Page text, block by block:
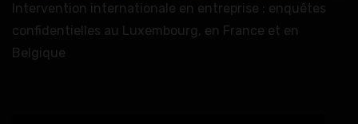
Intervention internationale en entreprise : enquêtes
confidentielles au Luxembourg, en France et en
Belgique